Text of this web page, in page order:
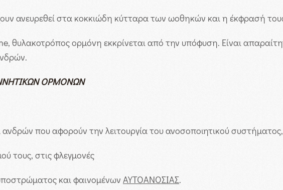
ανευρεθεί στα κοκκιώδη κύτταρα των ωοθηκών και η έκφρασή
θυλακοτρόπος ορμόνη εκκρίνεται από την υπόφυση. Είναι
ΟΡΜΟΝΩΝ
που αφορούν την λειτουργία του ανοσοποιητικού συστήματος,
τους, στις φλεγμονές
και φαινομένων ΑΥΤΟΑΝΟΣΙΑΣ.